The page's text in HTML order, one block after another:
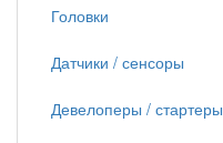
Головки
Датчики / сенсоры
Девелоперы / стартеры